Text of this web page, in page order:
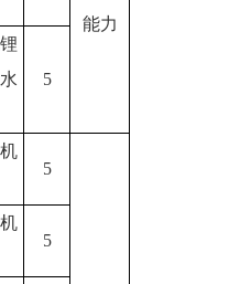
能力
5
5
5